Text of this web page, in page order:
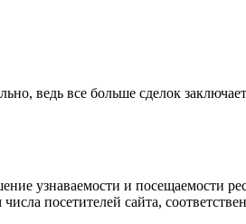
ведь все больше сделок
узнаваемости и посещаемости
посетителей сайта,